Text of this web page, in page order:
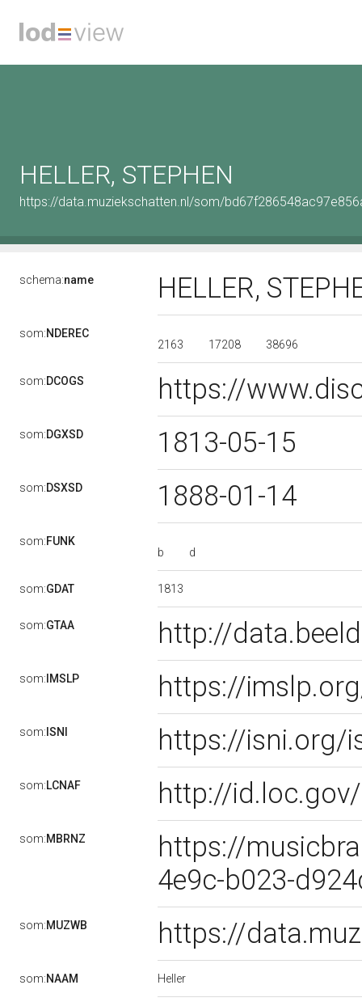
HELLER, STEPHEN
https://data.muziekschatten.nl/som/
schema:name HELLER,
som:NDEREC
2163
17208 38696
som:DCOGS https://
som:DGXSD 1813-05-15
som:DSXSD 1888-01-14
som:FUNK
b
d
som:GDAT 1813
som:GTAA http://
som: IMSLP https://
som: ISNI https://isni.org/
som:LCNAF http://
som:MBRNZ
https://
4e9c-b023-
som:MUZWB https://
som:NAAM Heller